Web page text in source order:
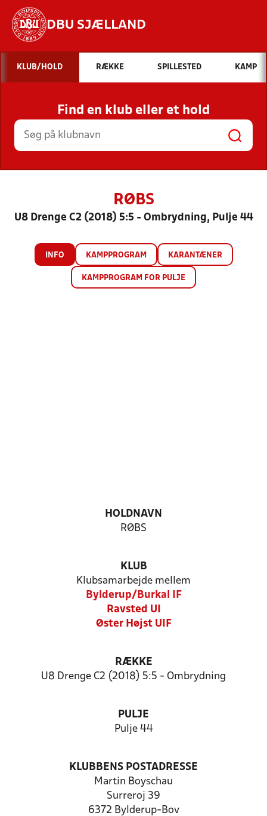
DBU SJÆLLAND
Hvad vil du søge efter?
INDHOLD OG NYHEDER
STILLINGER, RESULTATER, KLUBBER OG
HOLD
KLUB/HOLD RÆKKE SPILLESTED KAMP
Find en klub eller et hold
RØBS
U8 Drenge C2 (2018) 5:5 - Ombrydning, Pulje 44
INFO KAMPPROGRAM KARANTÆNER
KAMPPROGRAM FOR PULJE
HOLDNAVN
RØBS
KLUB
Klubsamarbejde mellem
Bylderup/Burkal IF
Ravsted UI
Øster Højst UIF
RÆKKE
U8 Drenge C2 (2018) 5:5 - Ombrydning
PULJE
Pulje 44
KLUBBENS POSTADRESSE
Martin Boyschau
Surreroj 39
6372 Bylderup-Bov